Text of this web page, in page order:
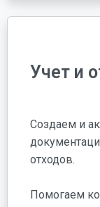
Учет и
Создаем и
отходов.
Помогаем